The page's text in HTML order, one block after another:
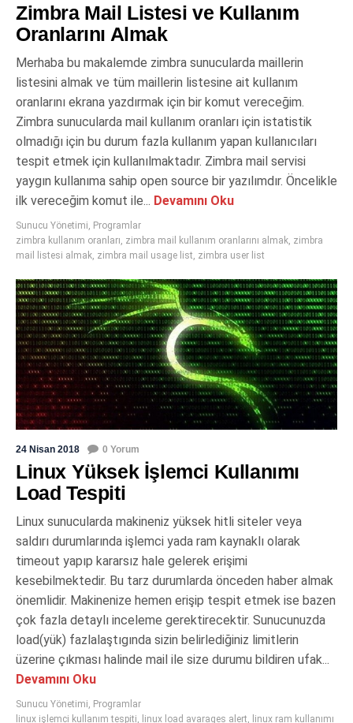
Zimbra Mail Listesi ve Kullanım
Oranlarını Almak
Merhaba bu makalemde zimbra sunucularda maillerin
listesini almak ve tüm maillerin listesine ait kullanım
oranlarını ekrana yazdırmak için bir komut vereceğim.
Zimbra sunucularda mail kullanım oranları için istatistik
olmadığı için bu durum fazla kullanım yapan kullanıcıları
tespit etmek için kullanılmaktadır. Zimbra mail servisi
yaygın kullanıma sahip open source bir yazılımdır. Öncelikle
ilk vereceğim komut ile... Devamını Oku
Sunucu Yönetimi Programlar
zimbra kullanım oranları zimbra mail kullanım oranlarını almak zimbra
mail listesi almak zimbra mail usage list zimbra user list
24 Nisan 2018 0 Yorum
Linux Yüksek İşlemci Kullanımı
Load Tespiti
Linux sunucularda makineniz yüksek hitli siteler veya
saldırı durumlarında işlemci yada ram kaynaklı olarak
timeout yapıp kararsız hale gelerek erişimi
kesebilmektedir. Bu tarz durumlarda önceden haber almak
önemlidir. Makinenize hemen erişip tespit etmek ise bazen
çok fazla detaylı inceleme gerektirecektir. Sunucunuzda
load(yük) fazlalaştıgında sizin belirlediğiniz limitlerin
üzerine çıkması halinde mail ile size durumu bildiren ufak...
Devamını Oku
Sunucu Yönetimi, Programlar
linux işlemci kullanım tespiti, linux load avarages alert, linux ram kullanımı